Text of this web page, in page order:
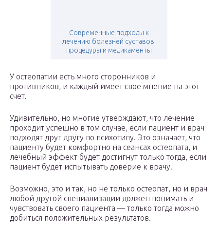
Современные подходы к
лечению болезней суставов:
процедуры и медикаменты
У остеопатии есть много сторонников и
противников, и каждый имеет свое мнение на этот
счет.
Удивительно, но многие утверждают, что лечение
проходит успешно в том случае, если пациент и врач
подходят друг другу по психотипу. Это означает, что
пациенту будет комфортно на сеансах остеопата, и
лечебный эффект будет достигнут только тогда, если
пациент будет испытывать доверие к врачу.
Возможно, это и так, но не только остеопат, но и врач
любой другой специализации должен понимать и
чувствовать своего пациента — только тогда можно
добиться положительных результатов.